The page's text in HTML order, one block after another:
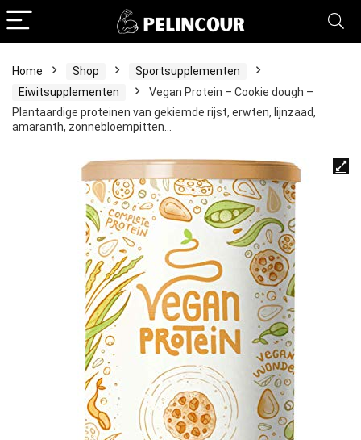
Home Shop
Sportsupplementen
Eiwitsupplementen
Vegan Protein – Cookie dough –
Plantaardige proteinen van gekiemde rijst, erwten, lijnzaad,
amaranth, zonnebloempitten…